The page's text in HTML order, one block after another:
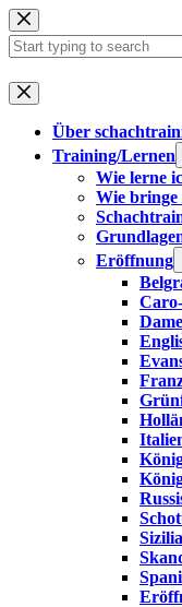
Zum
Inhalt
springen
Keine
Ergebnisse
Über
Training/Lernen
Wie lerne
Wie bringe
Eröffnung